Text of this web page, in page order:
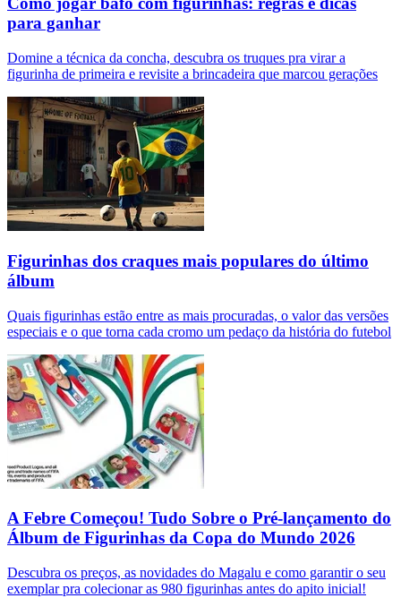
para ganhar
Domine a técnica da concha, descubra os truques pra virar a
figurinha de primeira e revisite a brincadeira que marcou gerações
Figurinhas dos craques mais populares do último
álbum
Quais figurinhas estão entre as mais procuradas, o valor das versões
especiais e o que torna cada cromo um pedaço da história do futebol
A Febre Começou! Tudo Sobre o Pré-lançamento do
Álbum de Figurinhas da Copa do Mundo 2026
Descubra os preços, as novidades do Magalu e como garantir o seu
exemplar pra colecionar as 980 figurinhas antes do apito inicial!